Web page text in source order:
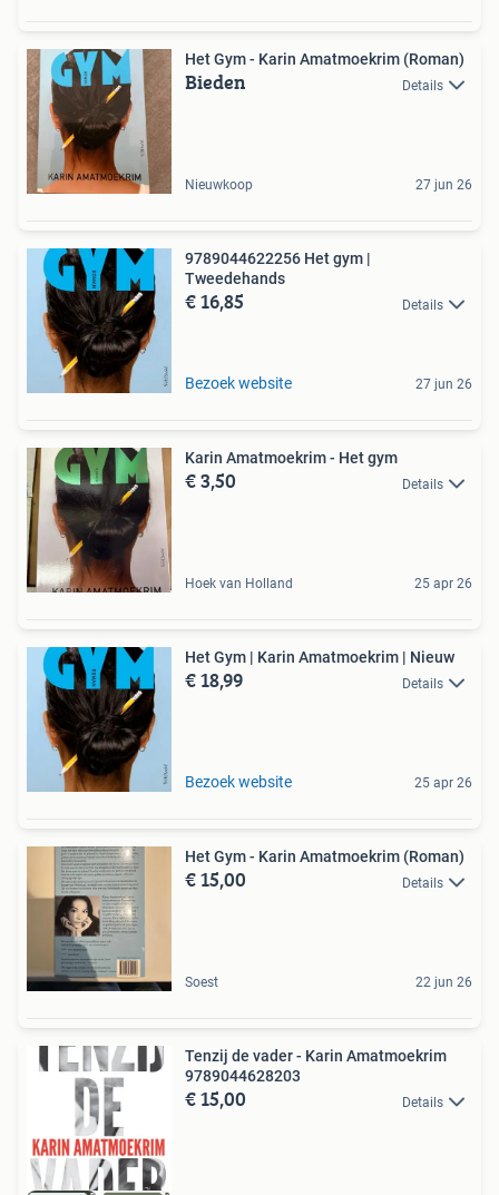
Het Gym - Karin Amatmoekrim (Roman)
Bieden Details
Nieuwkoop 27 jun 26
9789044622256 Het gym |
Tweedehands
€ 16,85 Details
Bezoek website 27 jun 26
Karin Amatmoekrim - Het gym
€ 3,50 Details
Hoek van Holland 25 apr 26
Het Gym | Karin Amatmoekrim | Nieuw
€ 18,99 Details
Bezoek website 25 apr 26
Het Gym - Karin Amatmoekrim (Roman)
€ 15,00 Details
Soest 22 jun 26
Tenzij de vader - Karin Amatmoekrim
9789044628203
€ 15,00 Details